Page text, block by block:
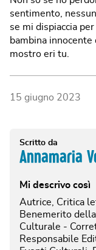
sentimento,
se mi dispiaccia
bambina innocente
mostro eri tu.
15 giugno 2023
Scritto da
Annamaria
Mi descrivo così
Autrice, Critica
Benemerito
Culturale -
Responsabile